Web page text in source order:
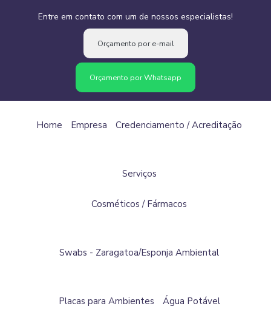
Entre em contato com um de nossos especialistas!
Orçamento por e-mail
Orçamento por Whatsapp
Home Empresa Credenciamento / Acreditação
Serviços
Cosméticos / Fármacos
Swabs - Zaragatoa/Esponja Ambiental
Placas para Ambientes Água Potável